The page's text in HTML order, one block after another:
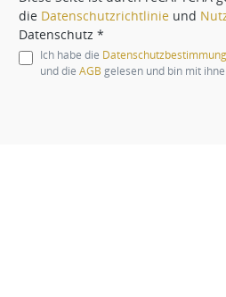
die Datenschutzrichtlinie und
Datenschutz *
Ich habe die
und die AGB gelesen und bin mit